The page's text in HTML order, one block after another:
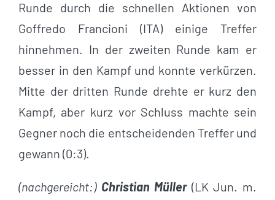
Runde durch die schnellen Aktionen von
Goffredo Francioni (ITA) einige Treffer
hinnehmen. In der zweiten Runde kam er
besser in den Kampf und konnte verkürzen.
Mitte der dritten Runde drehte er kurz den
Kampf, aber kurz vor Schluss machte sein
Gegner noch die entscheidenden Treffer und
gewann (0:3).
(nachgereicht:) Christian Müller(LK Jun. m.